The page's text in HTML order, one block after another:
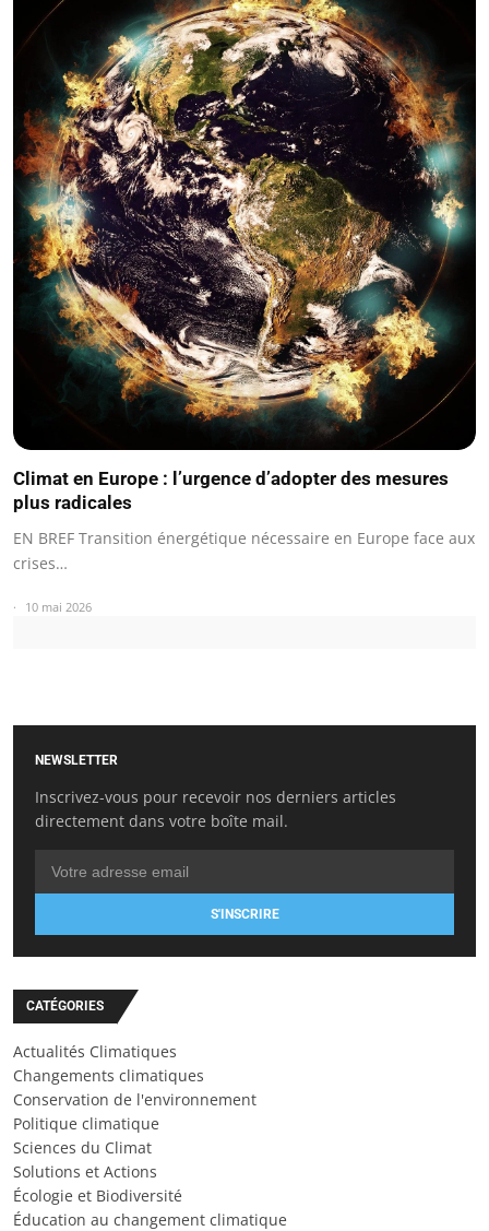
Climat en Europe : l’urgence d’adopter des mesures
plus radicales
EN BREF Transition énergétique nécessaire en Europe face aux
crises…
10 mai 2026
NEWSLETTER
Inscrivez-vous pour recevoir nos derniers articles
directement dans votre boîte mail.
S'INSCRIRE
CATÉGORIES
Actualités Climatiques
Changements climatiques
Conservation de l'environnement
Politique climatique
Sciences du Climat
Solutions et Actions
Écologie et Biodiversité
Éducation au changement climatique